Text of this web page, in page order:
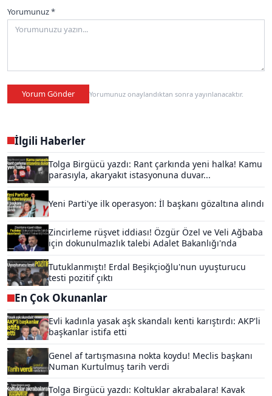
Yorumunuz *
Yorum Gönder Yorumunuz onaylandıktan sonra yayınlanacaktır.
İlgili Haberler
Tolga Birgücü yazdı: Rant çarkında yeni halka! Kamu
parasıyla, akaryakıt istasyonuna duvar...
Yeni Parti'ye ilk operasyon: İl başkanı gözaltına alındı
Zincirleme rüşvet iddiası! Özgür Özel ve Veli Ağbaba
için dokunulmazlık talebi Adalet Bakanlığı'nda
Tutuklanmıştı! Erdal Beşikçioğlu'nun uyuşturucu
testi pozitif çıktı
En Çok Okunanlar
Evli kadınla yasak aşk skandalı kenti karıştırdı: AKP'li
başkanlar istifa etti
Genel af tartışmasına nokta koydu! Meclis başkanı
Numan Kurtulmuş tarih verdi
Tolga Birgücü yazdı: Koltuklar akrabalara! Kavak